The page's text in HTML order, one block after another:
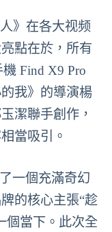
》在各大视频
點在於，所有
Find X9 Pro
我》的導演楊
潔聯手創作，
當吸引。
一個充滿奇幻
的核心主張“趁
個當下。此次全